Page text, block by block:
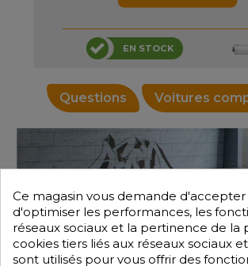
EN STOCK
Questions Voitures
Ce magasin vous demande d'accepter
d'optimiser les performances, les
réseaux sociaux et la pertinence de la
cookies tiers liés aux réseaux sociaux
sont utilisés pour vous offrir des